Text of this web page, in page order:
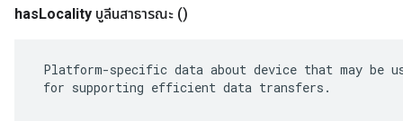
hasLocality บูลีนสาธารณะ ()
Platform-specific data about device that may be
for supporting efficient data transfers.